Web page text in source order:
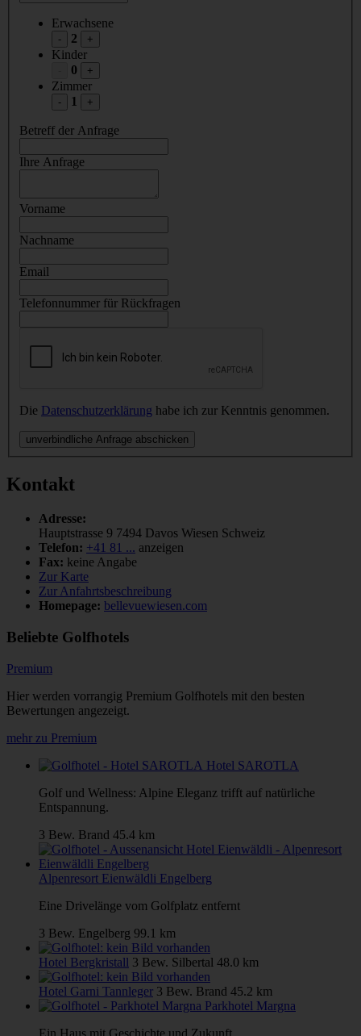
Erwachsene
- 2 +
Kinder
0 +
Zimmer
- 1 +
Betreff der Anfrage
Ihre Anfrage
Vorname
Nachname
Email
Telefonnummer für Rückfragen
Die Datenschutzerklärung habe ich zur Kenntnis genommen.
unverbindliche Anfrage abschicken
Kontakt
Adresse:
Hauptstrasse 9 7494 Davos Wiesen Schweiz
Telefon: +41 81 ... anzeigen
Fax: keine Angabe
Zur Karte
Zur Anfahrtsbeschreibung
Homepage: bellevuewiesen.com
Beliebte Golfhotels
Premium
Hier werden vorrangig Premium Golfhotels mit den besten
Bewertungen angezeigt.
mehr zu Premium
Hotel SAROTLA
Golf und Wellness: Alpine Eleganz trifft auf natürliche
Entspannung.
3 Bew. Brand 45.4 km
Alpenresort Eienwäldli Engelberg
Eine Drivelänge vom Golfplatz entfernt
3 Bew. Engelberg 99.1 km
Hotel Bergkristall 3 Bew. Silbertal 48.0 km
Hotel Garni Tannleger 3 Bew. Brand 45.2 km
Parkhotel Margna
Ein Haus mit Geschichte und Zukunft